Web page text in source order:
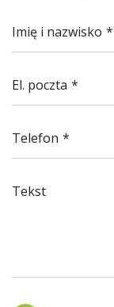
Imię i nazwisko
El. poczta
Telefon
Tekst